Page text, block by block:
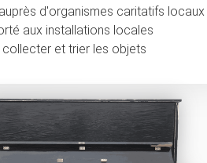
d'organismes caritatifs locaux
aux installations locales
collecter et trier les objets